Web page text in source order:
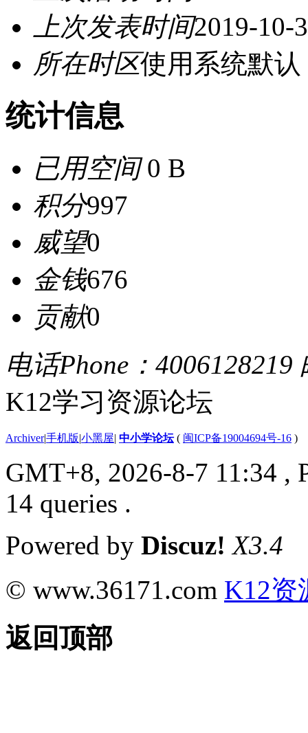
上次发表时间2019-10-
所在时区使用系统默认
统计信息
已用空间0 B
积分997
威望0
金钱676
贡献0
电话Phone：4006128219
K12学习资源论坛
Archiver|手机版|小黑屋| 中小学论坛( 闽ICP备19004694号-16 )
GMT+8, 2026-8-7 11:34 ,
14 queries .
Powered by Discuz! X3.4
© www.36171.com K12资
返回顶部